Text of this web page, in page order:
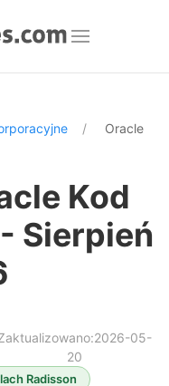
Oracle
Kod
Sierpień
05-
20
Radisson